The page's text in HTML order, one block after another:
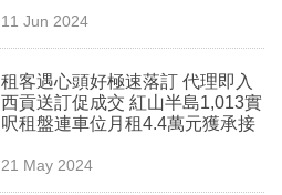
11 Jun 2024
租客遇心頭好極速落訂 代理即入
西貢送訂促成交 紅山半島1,013實
呎租盤連車位月租4.4萬元獲承接
21 May 2024